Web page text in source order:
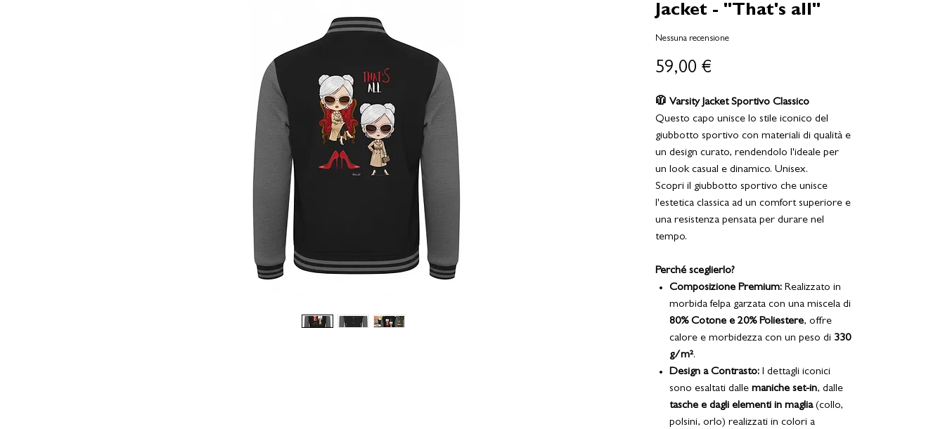
Jacket - "That's all"
Nessuna recensione
59,00 €
🧥 Varsity Jacket Sportivo Classico
Questo capo unisce lo stile iconico del
giubbotto sportivo con materiali di qualità e
un design curato, rendendolo l'ideale per
un look casual e dinamico. Unisex.
Scopri il giubbotto sportivo che unisce
l'estetica classica ad un comfort superiore e
una resistenza pensata per durare nel
tempo.
Perché sceglierlo?
Composizione Premium: Realizzato in
morbida felpa garzata con una miscela di
80% Cotone e 20% Poliestere, offre
calore e morbidezza con un peso di 330
g/m².
Design a Contrasto: I dettagli iconici
sono esaltati dalle maniche set-in, dalle
tasche e dagli elementi in maglia(collo,
polsini, orlo) realizzati in colori a